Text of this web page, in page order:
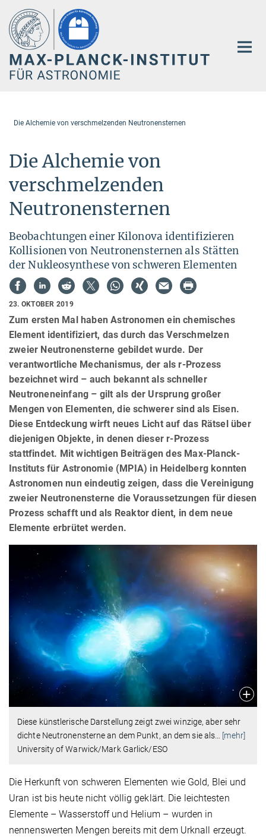
Hauptinhalt
Die Alchemie von verschmelzenden Neutronensternen
Die Alchemie von
verschmelzenden
Neutronensternen
Beobachtungen einer Kilonova identifizieren
Kollisionen von Neutronensternen als Stätten
der Nukleosynthese von schweren Elementen
23. OKTOBER 2019
Zum ersten Mal haben Astronomen ein chemisches
Element identifiziert, das durch das Verschmelzen
zweier Neutronensterne gebildet wurde. Der
verantwortliche Mechanismus, der als r-Prozess
bezeichnet wird – auch bekannt als schneller
Neutroneneinfang – gilt als der Ursprung großer
Mengen von Elementen, die schwerer sind als Eisen.
Diese Entdeckung wirft neues Licht auf das Rätsel über
diejenigen Objekte, in denen dieser r-Prozess
stattfindet. Mit wichtigen Beiträgen des Max-Planck-
Instituts für Astronomie (MPIA) in Heidelberg konnten
Astronomen nun eindeutig zeigen, dass die Vereinigung
zweier Neutronensterne die Voraussetzungen für diesen
Prozess schafft und als Reaktor dient, in dem neue
Elemente erbrütet werden.
Diese künstlerische Darstellung zeigt zwei winzige, aber sehr
dichte Neutronensterne an dem Punkt, an dem sie als
[mehr]
University of Warwick/Mark Garlick/ESO
Die Herkunft von schweren Elementen wie Gold, Blei und
Uran ist bis heute nicht völlig geklärt. Die leichtesten
Elemente – Wasserstoff und Helium – wurden in
nennenswerten Mengen bereits mit dem Urknall erzeugt.